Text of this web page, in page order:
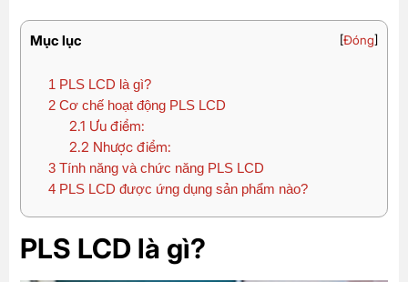
Mục lục [Đóng]
1 PLS LCD là gì?
2 Cơ chế hoạt động PLS LCD
2.1 Ưu điểm:
2.2 Nhược điểm:
3 Tính năng và chức năng PLS LCD
4 PLS LCD được ứng dụng sản phẩm nào?
PLS LCD là gì?